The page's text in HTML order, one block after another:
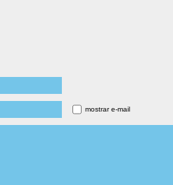
mostrar e-mail